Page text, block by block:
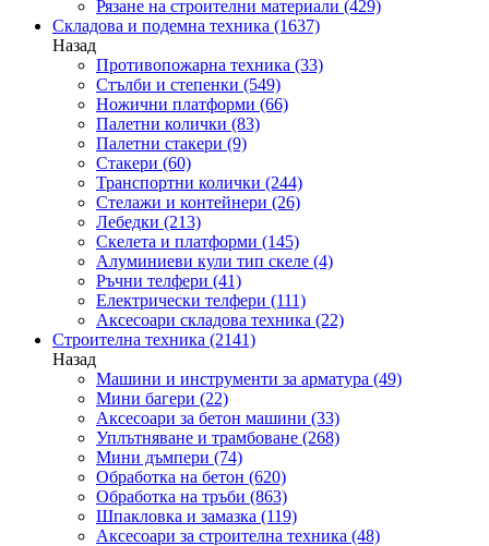
Рязане на строителни материали (429)
Складова и подемна техника (1637)
Назад
Противопожарна техника (33)
Стълби и степенки (549)
Ножични платформи (66)
Палетни колички (83)
Палетни стакери (9)
Стакери (60)
Транспортни колички (244)
Стелажи и контейнери (26)
Лебедки (213)
Скелета и платформи (145)
Алуминиеви кули тип скеле (4)
Ръчни телфери (41)
Електрически телфери (111)
Аксесоари складова техника (22)
Строителна техника (2141)
Назад
Машини и инструменти за арматура (49)
Мини багери (22)
Аксесоари за бетон машини (33)
Уплътняване и трамбоване (268)
Мини дъмпери (74)
Обработка на бетон (620)
Обработка на тръби (863)
Шпакловка и замазка (119)
Аксесоари за строителна техника (48)